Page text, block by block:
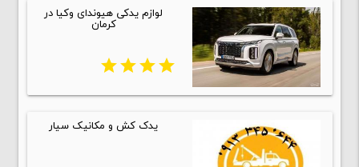
لوازم یدکی هیوندای وکیا در
کرمان
star
star
star
star
یدک کش و مکانیک سیار